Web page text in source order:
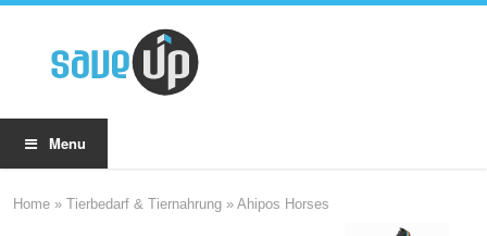
Menu
Home »Tierbedarf & Tiernahrung »Ahipos Horses